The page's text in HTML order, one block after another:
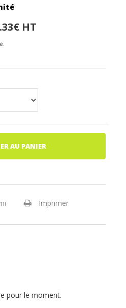
HT
AU PANIER
Imprimer
pour le moment.